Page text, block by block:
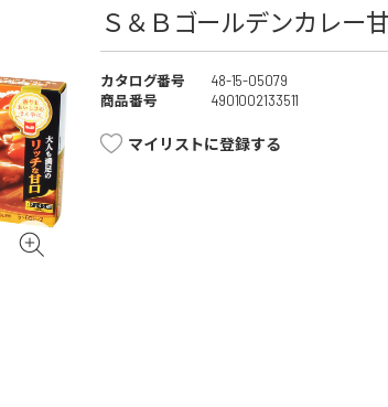
Ｓ＆Ｂゴールデンカレー
カタログ番号
48-15-05079
商品番号
4901002133511
マイリストに登録する